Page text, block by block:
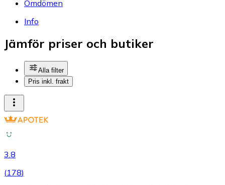
Omdömen
Info
Jämför priser och butiker
Alla filter
Pris inkl. frakt
3.8
(178)